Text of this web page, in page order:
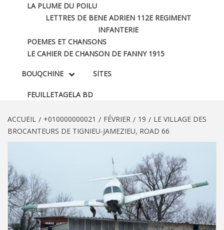
LA PLUME DU POILU
LETTRES DE BENE ADRIEN 112E REGIMENT
INFANTERIE
POEMES ET CHANSONS
LE CAHIER DE CHANSON DE FANNY 1915
BOUQCHINE
FEUILLETAGELA BD
SITES
ACCUEIL +010000000021 FÉVRIER 19
LE VILLAGE DES
BROCANTEURS DE TIGNIEU-JAMEZIEU, ROAD 66